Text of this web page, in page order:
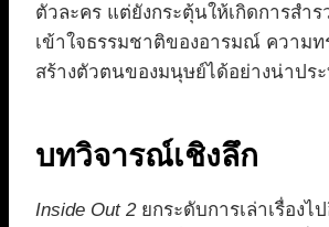
ตัวละคร แต่ยังกระตุ้นให้เกิดการสำ
เข้าใจธรรมชาติของอารมณ์ ความท
สร้างตัวตนของมนุษย์ได้อย่างน่าปร
บทวิจารณ์เชิงลึก
Inside Out 2ยกระดับการเล่าเรื่องไ